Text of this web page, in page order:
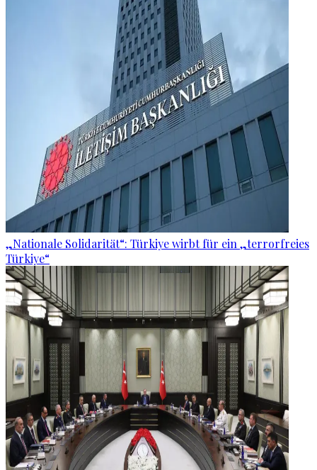
„Nationale Solidarität“: Türkiye wirbt für ein „terrorfreies
Türkiye“